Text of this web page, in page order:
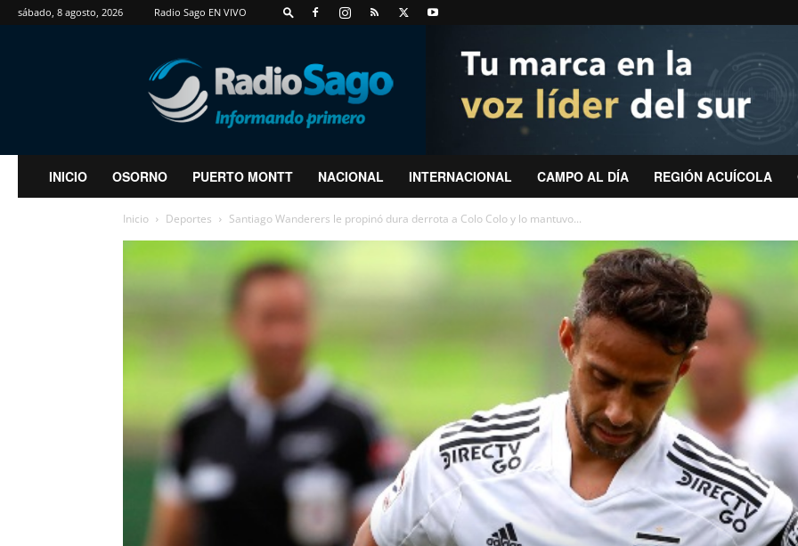
sábado, 8 agosto, 2026 Radio Sago EN VIVO
RadioSago
INICIO OSORNO PUERTO MONTT NACIONAL INTERNACIONAL CAMPO AL DÍA REGIÓN ACUÍCOLA
Inicio Deportes Santiago Wanderers le propinó dura derrota a Colo Colo y lo mantuvo...